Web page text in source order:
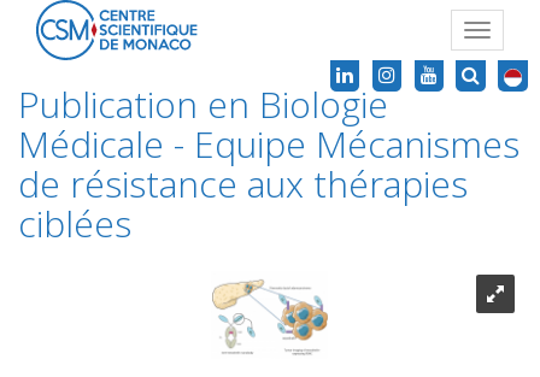
Toggle
Publication en Biologie
Médicale - Equipe Mécanismes
de résistance aux thérapies
ciblées